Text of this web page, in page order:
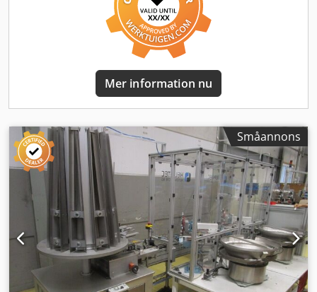
Mer information nu
Småannons